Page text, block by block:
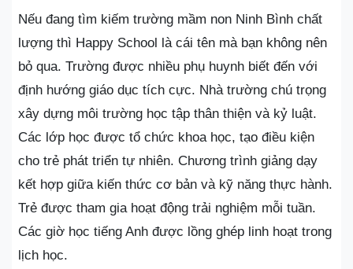
Nếu đang tìm kiếm trường mầm non Ninh Bình chất
lượng thì Happy School là cái tên mà bạn không nên
bỏ qua. Trường được nhiều phụ huynh biết đến với
định hướng giáo dục tích cực. Nhà trường chú trọng
xây dựng môi trường học tập thân thiện và kỷ luật.
Các lớp học được tổ chức khoa học, tạo điều kiện
cho trẻ phát triển tự nhiên. Chương trình giảng dạy
kết hợp giữa kiến thức cơ bản và kỹ năng thực hành.
Trẻ được tham gia hoạt động trải nghiệm mỗi tuần.
Các giờ học tiếng Anh được lồng ghép linh hoạt trong
lịch học.